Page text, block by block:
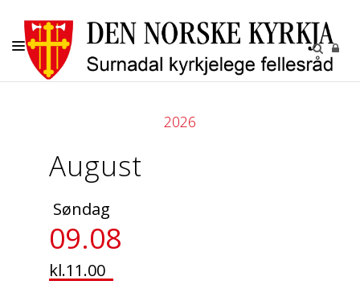
KYRKJENE
KYRKJEGARDANE
2026
August
Søndag
09.08
kl.11.00